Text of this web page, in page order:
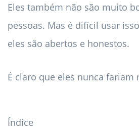
Eles também não são muito
pessoas. Mas é difícil usar
eles são abertos e honestos.
É claro que eles nunca fariam
Índice